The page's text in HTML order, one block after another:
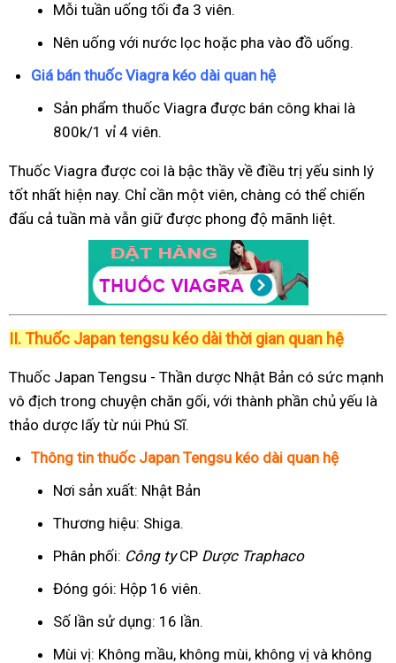
Mỗi tuần uống tối đa 3 viên.
Nên uống với nước lọc hoặc pha vào đồ uống.
Giá bán thuốc Viagra kéo dài quan hệ
Sản phẩm thuốc Viagra được bán công khai là
800k/1 vỉ 4 viên.
Thuốc Viagra được coi là bậc thầy về điều trị yếu sinh lý
tốt nhất hiện nay. Chỉ cần một viên, chàng có thể chiến
đấu cả tuần mà vẫn giữ được phong độ mãnh liệt.
II. Thuốc Japan tengsu kéo dài thời gian quan hệ
Thuốc Japan Tengsu - Thần dược Nhật Bản có sức mạnh
vô địch trong chuyện chăn gối, với thành phần chủ yếu là
thảo dược lấy từ núi Phú Sĩ.
Thông tin thuốc Japan Tengsu kéo dài quan hệ
Nơi sản xuất: Nhật Bản
Thương hiệu: Shiga.
Phân phối: Công tyCP Dược Traphaco
Đóng gói: Hộp 16 viên.
Số lần sử dụng: 16 lần.
Mùi vị: Không mầu, không mùi, không vị và không